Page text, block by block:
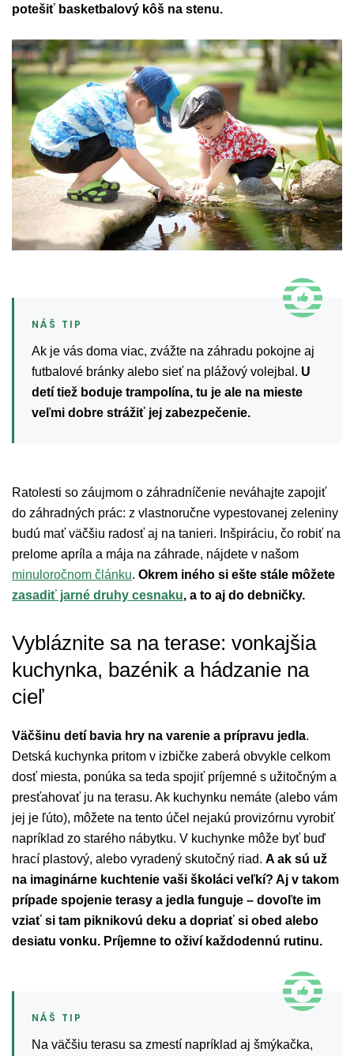
potešiť basketbalový kôš na stenu.
Ak je vás doma viac, zvážte na záhradu pokojne aj
futbalové bránky alebo sieť na plážový volejbal. U
detí tiež boduje trampolína, tu je ale na mieste
veľmi dobre strážiť jej zabezpečenie.
Ratolesti so záujmom o záhradníčenie neváhajte zapojiť
do záhradných prác: z vlastnoručne vypestovanej zeleniny
budú mať väčšiu radosť aj na tanieri. Inšpiráciu, čo robiť na
prelome apríla a mája na záhrade, nájdete v našom
minuloročnom článku. Okrem iného si ešte stále môžete
zasadiť jarné druhy cesnaku, a to aj do debničky.
Vybláznite sa na terase: vonkajšia
kuchynka, bazénik a hádzanie na
cieľ
Väčšinu detí bavia hry na varenie a prípravu jedla.
Detská kuchynka pritom v izbičke zaberá obvykle celkom
dosť miesta, ponúka sa teda spojiť príjemné s užitočným a
presťahovať ju na terasu. Ak kuchynku nemáte (alebo vám
jej je ľúto), môžete na tento účel nejakú provizórnu vyrobiť
napríklad zo starého nábytku. V kuchynke môže byť buď
hrací plastový, alebo vyradený skutočný riad. A ak sú už
na imaginárne kuchtenie vaši školáci veľkí? Aj v takom
prípade spojenie terasy a jedla funguje – dovoľte im
vziať si tam piknikovú deku a dopriať si obed alebo
desiatu vonku. Príjemne to oživí každodennú rutinu.
Na väčšiu terasu sa zmestí napríklad aj šmýkačka,